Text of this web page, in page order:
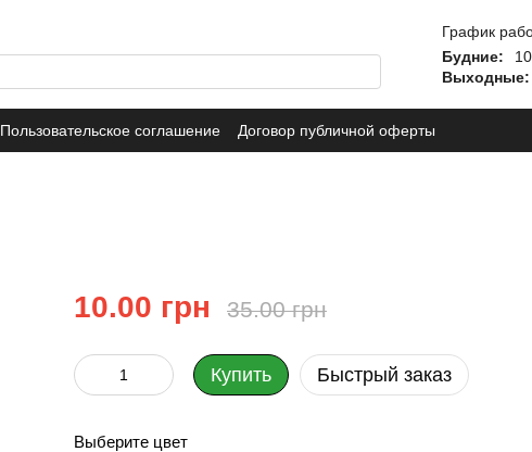
График
Будние:
Выходные:
Пользовательское соглашение Договор публичной оферты
10.00 грн 35.00 грн
Купить Быстрый заказ
Выберите цвет